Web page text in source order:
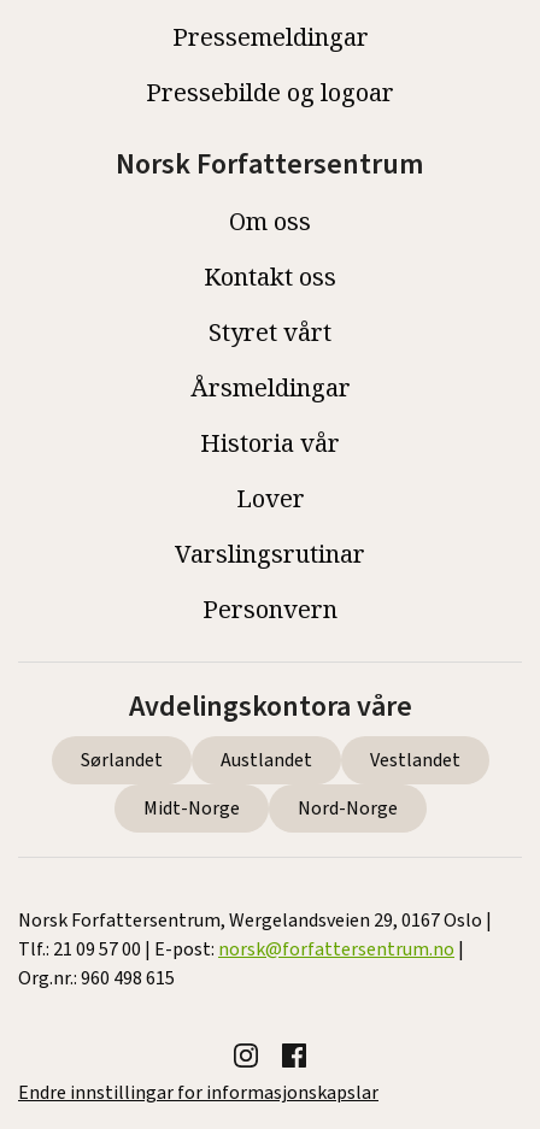
Pressemeldingar
Pressebilde og logoar
Norsk Forfattersentrum
Om oss
Kontakt oss
Styret vårt
Årsmeldingar
Historia vår
Lover
Varslingsrutinar
Personvern
Avdelingskontora våre
Sørlandet Austlandet
Vestlandet
Midt-Norge
Nord-Norge
Norsk Forfattersentrum, Wergelandsveien 29, 0167 Oslo |
Tlf.: 21 09 57 00 | E-post: norsk@forfattersentrum.no |
Org.nr.: 960 498 615
Endre innstillingar for informasjonskapslar